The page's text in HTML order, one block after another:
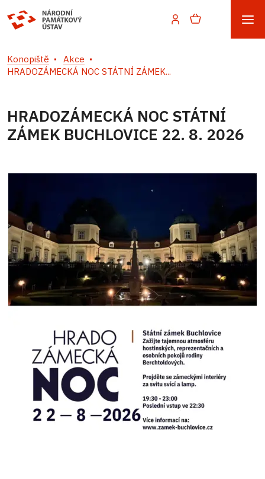
Konopiště
Akce
HRADOZÁMECKÁ NOC STÁTNÍ ZÁMEK...
HRADOZÁMECKÁ NOC STÁTNÍ
ZÁMEK BUCHLOVICE 22. 8. 2026